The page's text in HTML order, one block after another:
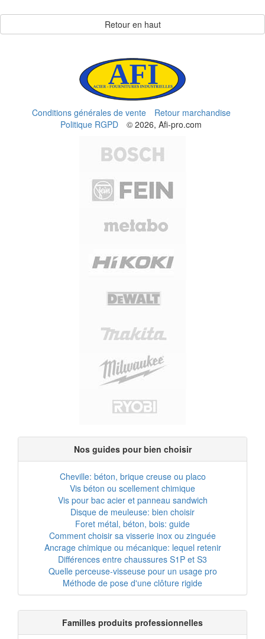
Retour en haut
Conditions générales de vente
Retour marchandise
Politique RGPD
© 2026, Afi-pro.com
Nos guides pour bien choisir
Cheville: béton, brique creuse ou placo
Vis béton ou scellement chimique
Vis pour bac acier et panneau sandwich
Disque de meuleuse: bien choisir
Foret métal, béton, bois: guide
Comment choisir sa visserie inox ou zinguée
Ancrage chimique ou mécanique: lequel retenir
Différences entre chaussures S1P et S3
Quelle perceuse-visseuse pour un usage pro
Méthode de pose d'une clôture rigide
Familles produits professionnelles